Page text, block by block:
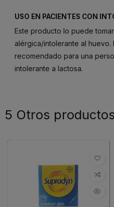
USO EN PACIENTES CON
Este producto lo puede
alérgica/intolerante al huevo.
recomendado para una
intolerante a lactosa.
5 Otros